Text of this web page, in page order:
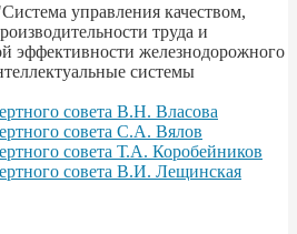
управления качеством,
труда и
эффективности железнодорожного
системы
совета В.Н. Власова
совета С.А. Вялов
совета Т.А. Коробейников
совета В.И. Лещинская